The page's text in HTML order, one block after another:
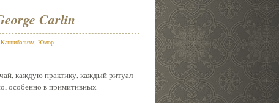
Carlin
Каннибализм, Юмор
каждую практику, каждый ритуал
особенно в примитивных